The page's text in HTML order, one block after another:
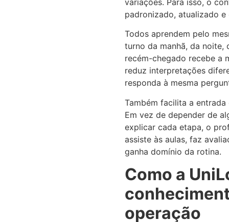
padronizado, atualizado
Todos aprendem pelo
turno da manhã, da noite,
recém-chegado recebe a
reduz interpretações
responda à mesma
Também facilita a
Em vez de depender de
explicar cada etapa, o
assiste às aulas, faz
ganha domínio da rotina.
Como a
operação